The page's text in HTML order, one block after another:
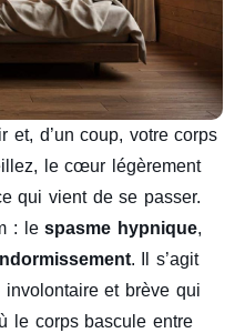
et, d’un coup, votre corps
le cœur légèrement
qui vient de se passer.
: lespasme hypnique,
. Il s’agit
involontaire et brève qui
le corps bascule entre